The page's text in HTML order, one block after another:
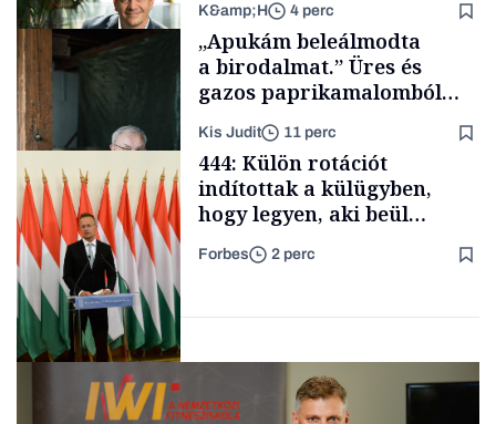
Energia
TÁMOGATÓI
K&amp;H 4 perc
Családi
vállalkozások
„Apukám beleálmodta
a birodalmat.” Üres és
gazos paprikamalomból
lett az igazi családi
fűszersztori
Kis Judit 11 perc
444: Külön rotációt
indítottak a külügyben,
hogy legyen, aki beül
Szijjártó
sajtótájékoztatóira
Forbes 2 perc